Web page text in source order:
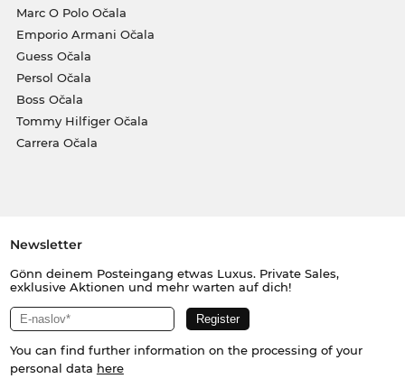
Marc O Polo Očala
Emporio Armani Očala
Guess Očala
Persol Očala
Boss Očala
Tommy Hilfiger Očala
Carrera Očala
Newsletter
Gönn deinem Posteingang etwas Luxus. Private Sales,
exklusive Aktionen und mehr warten auf dich!
You can find further information on the processing of your
personal data here